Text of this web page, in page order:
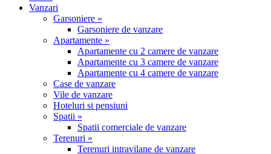
Vanzari
Garsoniere »
Garsoniere de vanzare
Apartamente »
Apartamente cu 2 camere de vanzare
Apartamente cu 3 camere de vanzare
Apartamente cu 4 camere de vanzare
Case de vanzare
Vile de vanzare
Hoteluri si pensiuni
Spatii »
Spatii comerciale de vanzare
Terenuri »
Terenuri intravilane de vanzare